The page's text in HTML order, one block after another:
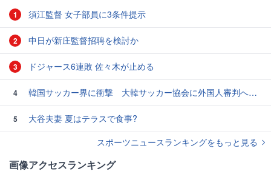
1 須江監督 女子部員に3条件提示
2 中日が新庄監督招聘を検討か
3 ドジャース6連敗 佐々木が止める
4 韓国サッカー界に衝撃 大韓サッカー協会に外国人審判への“性的接待”疑惑 韓国メディアが報道
5
大谷夫妻 夏はテラスで食事?
スポーツニュースランキングをもっと見る
画像アクセスランキング